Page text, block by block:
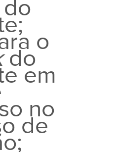
o
do
em
no
de